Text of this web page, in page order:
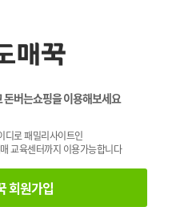
버는쇼핑을 이용해보세요
디로 패밀리사이트인
교육센터까지 이용가능합니다
회원가입